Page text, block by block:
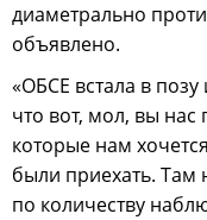
диаметрально
объявлено.
«ОБСЕ встала в
что вот, мол, вы нас
которые нам
были приехать. Там
по количеству